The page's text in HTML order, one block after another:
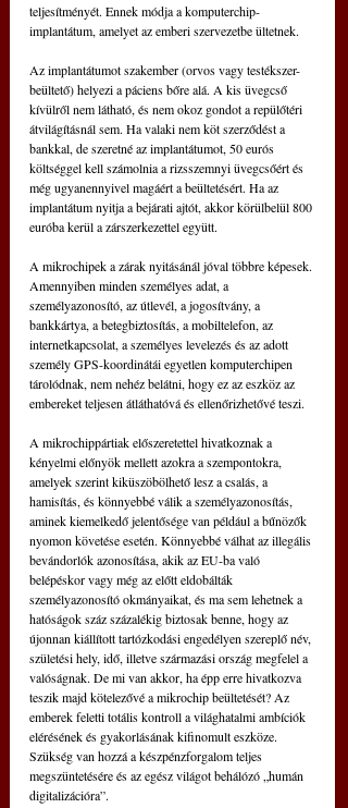
teljesítményét. Ennek módja a komputerchip-
implantátum, amelyet az emberi szervezetbe ültetnek.
Az implantátumot szakember (orvos vagy testékszer-
beültető) helyezi a páciens bőre alá. A kis üvegcső
kívülről nem látható, és nem okoz gondot a repülőtéri
átvilágításnál sem. Ha valaki nem köt szerződést a
bankkal, de szeretné az implantátumot, 50 eurós
költséggel kell számolnia a rizsszemnyi üvegcsőért és
még ugyanennyivel magáért a beültetésért. Ha az
implantátum nyitja a bejárati ajtót, akkor körülbelül 800
euróba kerül a zárszerkezettel együtt.
A mikrochipek a zárak nyitásánál jóval többre képesek.
Amennyiben minden személyes adat, a
személyazonosító, az útlevél, a jogosítvány, a
bankkártya, a betegbiztosítás, a mobiltelefon, az
internetkapcsolat, a személyes levelezés és az adott
személy GPS-koordinátái egyetlen komputerchipen
tárolódnak, nem nehéz belátni, hogy ez az eszköz az
embereket teljesen átláthatóvá és ellenőrizhetővé teszi.
A mikrochippártiak előszeretettel hivatkoznak a
kényelmi előnyök mellett azokra a szempontokra,
amelyek szerint kiküszöbölhető lesz a csalás, a
hamisítás, és könnyebbé válik a személyazonosítás,
aminek kiemelkedő jelentősége van például a bűnözők
nyomon követése esetén. Könnyebbé válhat az illegális
bevándorlók azonosítása, akik az EU-ba való
belépéskor vagy még az előtt eldobálták
személyazonosító okmányaikat, és ma sem lehetnek a
hatóságok száz százalékig biztosak benne, hogy az
újonnan kiállított tartózkodási engedélyen szereplő név,
születési hely, idő, illetve származási ország megfelel a
valóságnak. De mi van akkor, ha épp erre hivatkozva
teszik majd kötelezővé a mikrochip beültetését? Az
emberek feletti totális kontroll a világhatalmi ambíciók
elérésének és gyakorlásának kifinomult eszköze.
Szükség van hozzá a készpénzforgalom teljes
megszüntetésére és az egész világot behálózó „humán
digitalizációra”.